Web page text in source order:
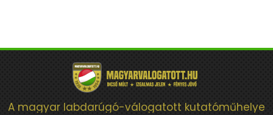
A magyar labdarúgó-válogatott kutatóműhelye